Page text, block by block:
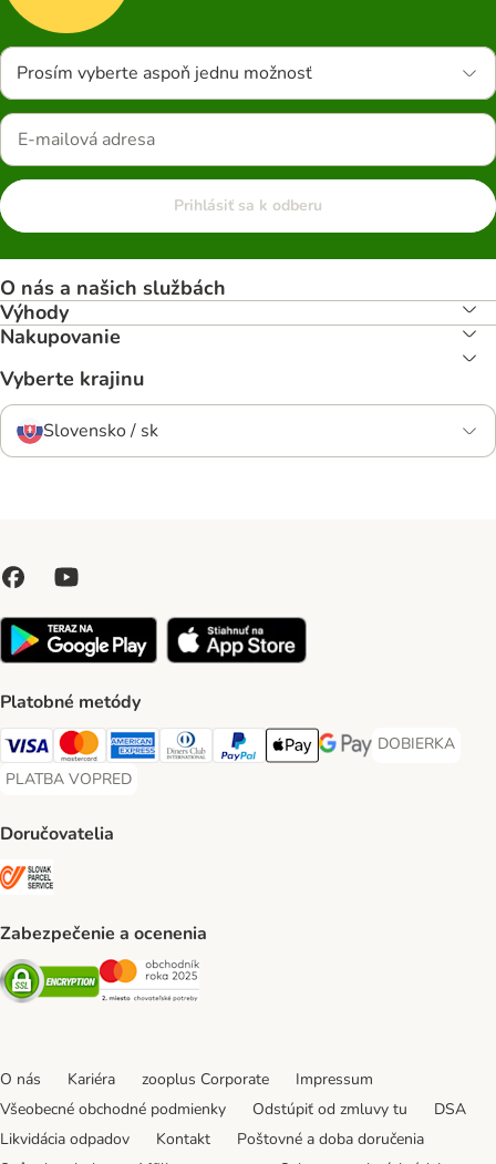
Prosím vyberte aspoň jednu možnosť
Prihlásiť sa k odberu
O nás a našich službách
Výhody
Nakupovanie
Vyberte krajinu
Slovensko / sk
Platobné metódy
Visa Payment Method
Mastercard Payment Method
American Express Payment Method
Diners Club Payment Method
PayPal Payment Method
Apple Pay Payment Method
Google Pay Payment
DOBIERKA
DOBIERKA
PLATBA VOPRED
PLATBA VOPRED Payment Method
Doručovatelia
Zabezpečenie a ocenenia
Security Security
O nás Kariéra zooplus Corporate
Impressum
Všeobecné obchodné podmienky
Odstúpiť od zmluvy tu
DSA
Likvidácia odpadov
Kontakt
Poštovné a doba doručenia